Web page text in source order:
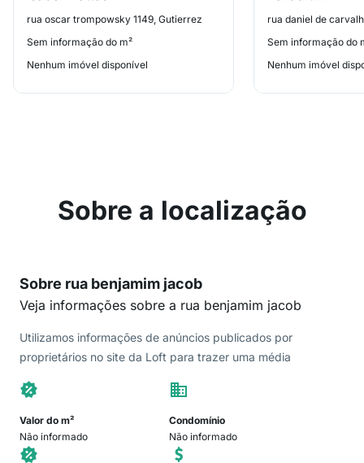
rua oscar trompowsky 1149, Gutierrez
Sem informação do m²
Nenhum imóvel disponível
rua daniel de
Sem informação do
Nenhum imóvel
Sobre a localização
Sobre rua benjamim jacob
Veja informações sobre a rua benjamim jacob
Utilizamos informações de anúncios publicados por
proprietários no site da Loft para trazer uma média
Valor do m²
Não informado
Condomínio
Não informado